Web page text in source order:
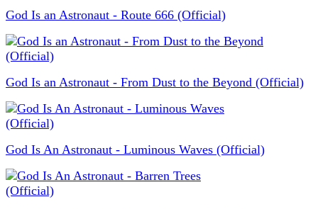
God Is an Astronaut - Route 666 (Official)
God Is an Astronaut - From Dust to the Beyond (Official)
God Is An Astronaut - Luminous Waves (Official)